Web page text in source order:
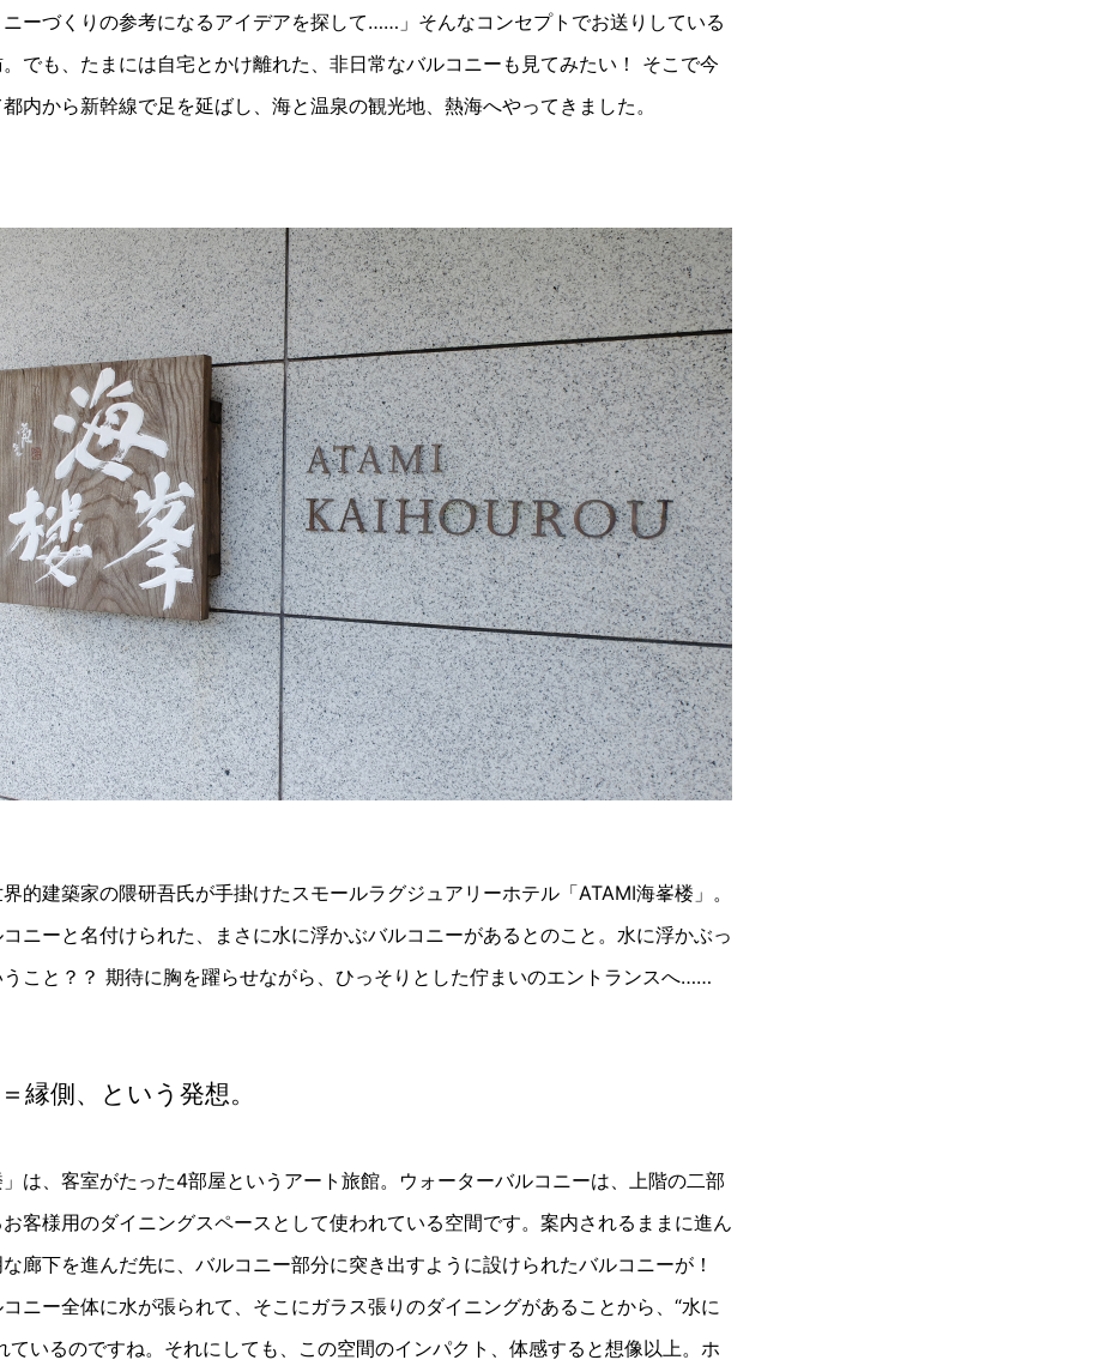
ニーづくりの参考になるアイデアを探して……」そんなコンセプトでお送りしている
でも、たまには自宅とかけ離れた、非日常なバルコニーも見てみたい！ そこで今
内から新幹線で足を延ばし、海と温泉の観光地、熱海へやってきました。
的建築家の隈研吾氏が手掛けたスモールラグジュアリーホテル「ATAMI海峯楼」。
ニーと名付けられた、まさに水に浮かぶバルコニーがあるとのこと。水に浮かぶっ
こと？？ 期待に胸を躍らせながら、ひっそりとした佇まいのエントランスへ……
縁側、という発想。
」は、客室がたった4部屋というアート旅館。ウォーターバルコニーは、上階の二部
客様用のダイニングスペースとして使われている空間です。案内されるままに進ん
廊下を進んだ先に、バルコニー部分に突き出すように設けられたバルコニーが！
ニー全体に水が張られて、そこにガラス張りのダイニングがあることから、“水に
ているのですね。それにしても、この空間のインパクト、体感すると想像以上。ホ